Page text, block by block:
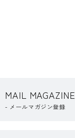
MAIL MAGAZINE
- メールマガジン登録